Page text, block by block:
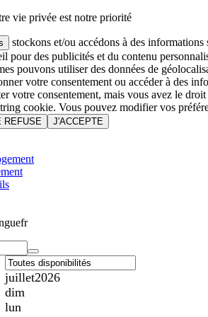
vie privée est notre priorité
stockons et/ou accédons à des
pour des publicités et du contenu
pouvons utiliser des données de
votre consentement ou accéder à des
votre consentement, mais vous avez le
cookie. Vous pouvez modifier vos
REFUSE J'ACCEPTE
fr
juillet2026
dim
lun